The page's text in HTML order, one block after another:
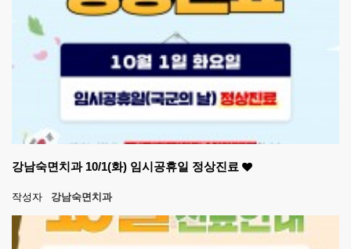
강남숙면치과 10/1(화) 임시공휴일 정상진료
작성자 강남숙면치과